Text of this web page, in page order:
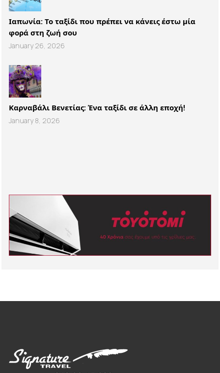
Ιαπωνία: Το ταξίδι που πρέπει να κάνεις έστω μία
φορά στη ζωή σου
January 26, 2026
Καρναβάλι Βενετίας: Ένα ταξίδι σε άλλη εποχή!
January 8, 2026